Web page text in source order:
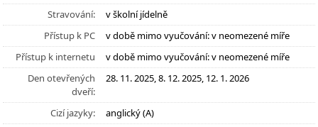
Stravování:
v školní jídelně
Přístup k PC
v době mimo vyučování: v neomezené míře
Přístup k internetu
v době mimo vyučování: v neomezené míře
Den otevřených
dveří:
28. 11. 2025, 8. 12. 2025, 12. 1. 2026
Cizí jazyky:
anglický (A)